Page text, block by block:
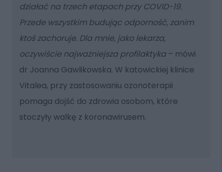
działać na trzech etapach przy COVID-19.
Przede wszystkim budując odporność, zanim
ktoś zachoruje. Dla mnie, jako lekarza,
oczywiście najważniejsza profilaktyka– mówi
dr Joanna Gawlikowska. W katowickiej klinice
Vitalea, przy zastosowaniu ozonoterapii
pomaga dojść do zdrowia osobom, które
stoczyły walkę z koronawirusem.